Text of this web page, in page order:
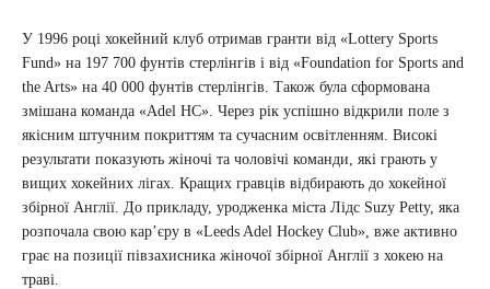
У 1996 році хокейний клуб отримав гранти від «Lottery Sports
Fund» на 197 700 фунтів стерлінгів і від «Foundation for Sports and
the Arts» на 40 000 фунтів стерлінгів. Також була сформована
змішана команда «Adel HC». Через рік успішно відкрили поле з
якісним штучним покриттям та сучасним освітленням. Високі
результати показують жіночі та чоловічі команди, які грають у
вищих хокейних лігах. Кращих гравців відбирають до хокейної
збірної Англії. До прикладу, уродженка міста Лідс Suzy Petty, яка
розпочала свою кар’єру в «Leeds Adel Hockey Club», вже активно
грає на позиції півзахисника жіночої збірної Англії з хокею на
траві.